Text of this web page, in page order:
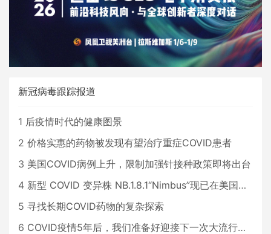
新冠病毒跟踪报道
1 后疫情时代的健康图景
2 价格实惠的药物被发现有望治疗重症COVID患者
3 美国COVID病例上升，限制加强针接种政策即将出台
4 新型 COVID 变异株 NB.1.8.1“Nimbus”现已在美国占据主导地位
5 寻找长期COVID药物的复杂探索
6 COVID疫情5年后，我们准备好迎接下一次大流行了吗？